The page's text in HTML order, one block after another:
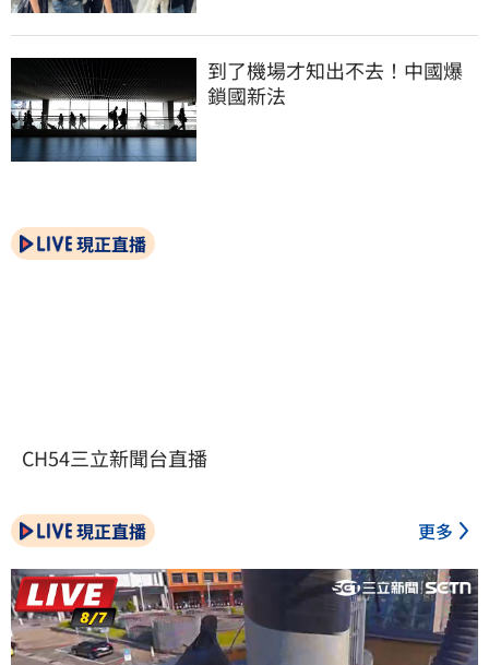
到了機場才知出不去！中國爆
鎖國新法
現正直播
CH54三立新聞台直播
現正直播 更多